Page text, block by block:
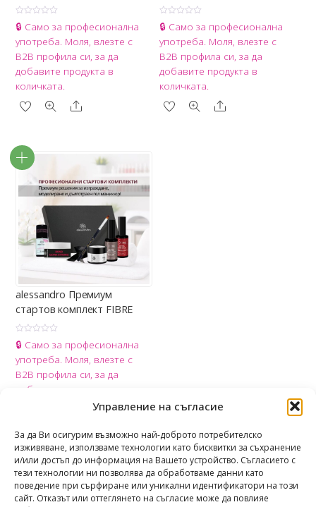
Управление на съгласие
За да Ви осигурим възможно най-доброто потребителско
изживяване, използваме технологии като бисквитки за съхранение
и/или достъп до информация на Вашето устройство. Съгласието с
тези технологии ни позволява да обработваме данни като
поведение при сърфиране или уникални идентификатори на този
сайт. Отказът или оттеглянето на съгласие може да повлияе
О
ц
н
е
н
с
0
о
5
🔒 Само за професионална
употреба. Моля, влезте с
B2B профила си, за да
добавите продукта в
количката.
Share
О
ц
н
е
н
с
0
о
🔒 Само за професионална
употреба. Моля, влезте с
B2B профила си, за да
добавите продукта в
количката.
Share
alessandro Премиум
стартов комплект FIBRE
ц
н
н
🔒 Само за професионална
употреба. Моля, влезте с
B2B профила си, за да
добавите продукта в